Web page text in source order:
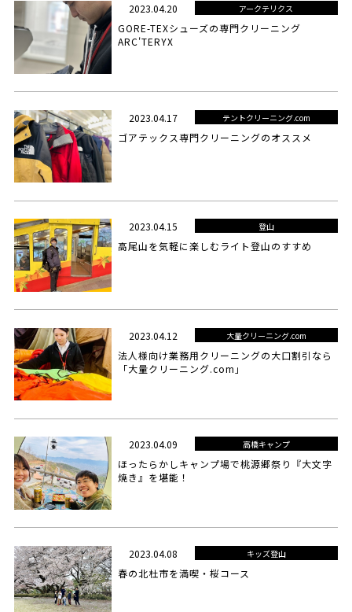
2023.04.20 アークテリクス
GORE-TEXシューズの専門クリーニング
ARC'TERYX
2023.04.17 テントクリーニング.com
ゴアテックス専門クリーニングのオススメ
2023.04.15 登山
高尾山を気軽に楽しむライト登山のすすめ
2023.04.12 大量クリーニング.com
法人様向け業務用クリーニングの大口割引なら
「大量クリーニング.com」
2023.04.09 高橋キャンプ
ほったらかしキャンプ場で桃源郷祭り『大文字
焼き』を堪能！
2023.04.08 キッズ登山
春の北杜市を満喫・桜コース